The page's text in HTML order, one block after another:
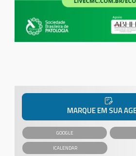
MARQUE EM SUA
GOOGLE